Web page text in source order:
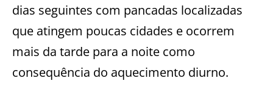
dias seguintes com pancadas localizadas
que atingem poucas cidades e ocorrem
mais da tarde para a noite como
consequência do aquecimento diurno.